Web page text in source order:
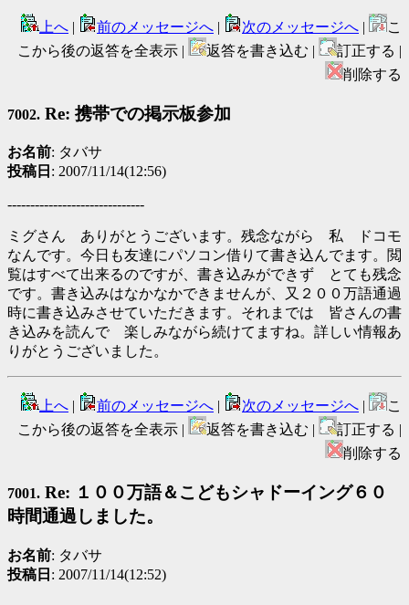
上へ | 前のメッセージへ | 次のメッセージへ |
こ
こから後の返答を全表示 |
返答を書き込む |
訂正する |
削除する
7002. Re: 携帯での掲示板参加
お名前: タバサ
投稿日 : 2007/11/14(12:56)
------------------------------
ミグさん ありがとうございます。残念ながら 私 ドコモ
なんです。今日も友達にパソコン借りて書き込んでます。閲
覧はすべて出来るのですが、書き込みができず とても残念
です。書き込みはなかなかできませんが、又２００万語通過
時に書き込みさせていただきます。それまでは 皆さんの書
き込みを読んで 楽しみながら続けてますね。詳しい情報あ
りがとうございました。
上へ | 前のメッセージへ | 次のメッセージへ |
こ
こから後の返答を全表示 |
返答を書き込む |
訂正する |
削除する
7001. Re: １００万語＆こどもシャドーイング６０
時間通過しました。
お名前: タバサ
投稿日 : 2007/11/14(12:52)